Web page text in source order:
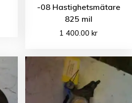
-08 Hastighetsmätare
825 mil
1 400.00kr